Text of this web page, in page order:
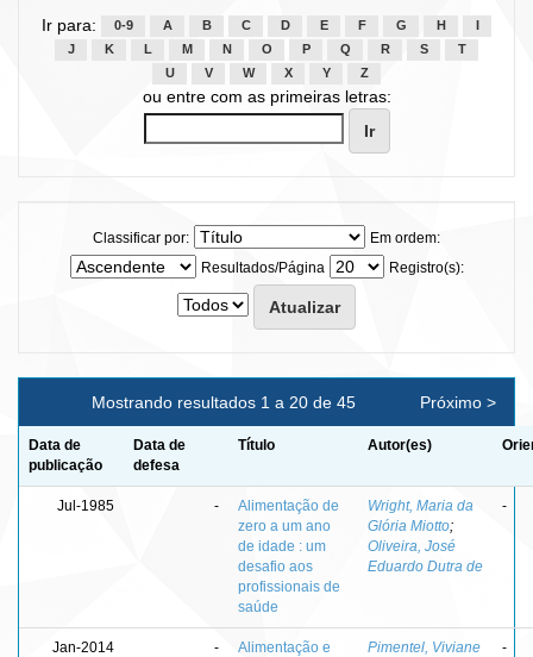
Ir para: 0-9 A B C D E F G H
J
K L M N O P Q R S
T
U
V W X Y Z
ou entre com as primeiras letras:
Classificar por:
Em ordem:
Resultados/Página
Registro(s):
Mostrando resultados 1 a 20 de 45 Próximo >
Data de
publicação
Data de
defesa
Título Autor(es)
Jul-1985 -
Alimentação de
zero a um ano
de idade : um
desafio aos
profissionais de
saúde
Wright, Maria da
Glória Miotto;
Oliveira, José
Eduardo Dutra de
-
Jan-2014 -
Alimentação e
Pimentel, Viviane
-